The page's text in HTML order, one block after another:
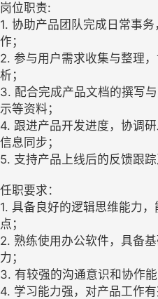
岗位职责:
1. 协助产品团队完成日常事
作；
2. 参与用户需求收集与整理
析；
3. 配合完成产品文档的撰写
示等资料；
4. 跟进产品开发进度，协调
信息同步；
5. 支持产品上线后的反馈跟
任职要求：
1. 具备良好的逻辑思维能力
点；
2. 熟练使用办公软件，具备
力；
3. 有较强的沟通意识和协作
4. 学习能力强，对产品工作